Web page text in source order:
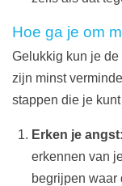
Hoe ga je om
Gelukkig kun je
zijn minst
stappen die je
Erken je angst:
erkennen van
begrijpen waar